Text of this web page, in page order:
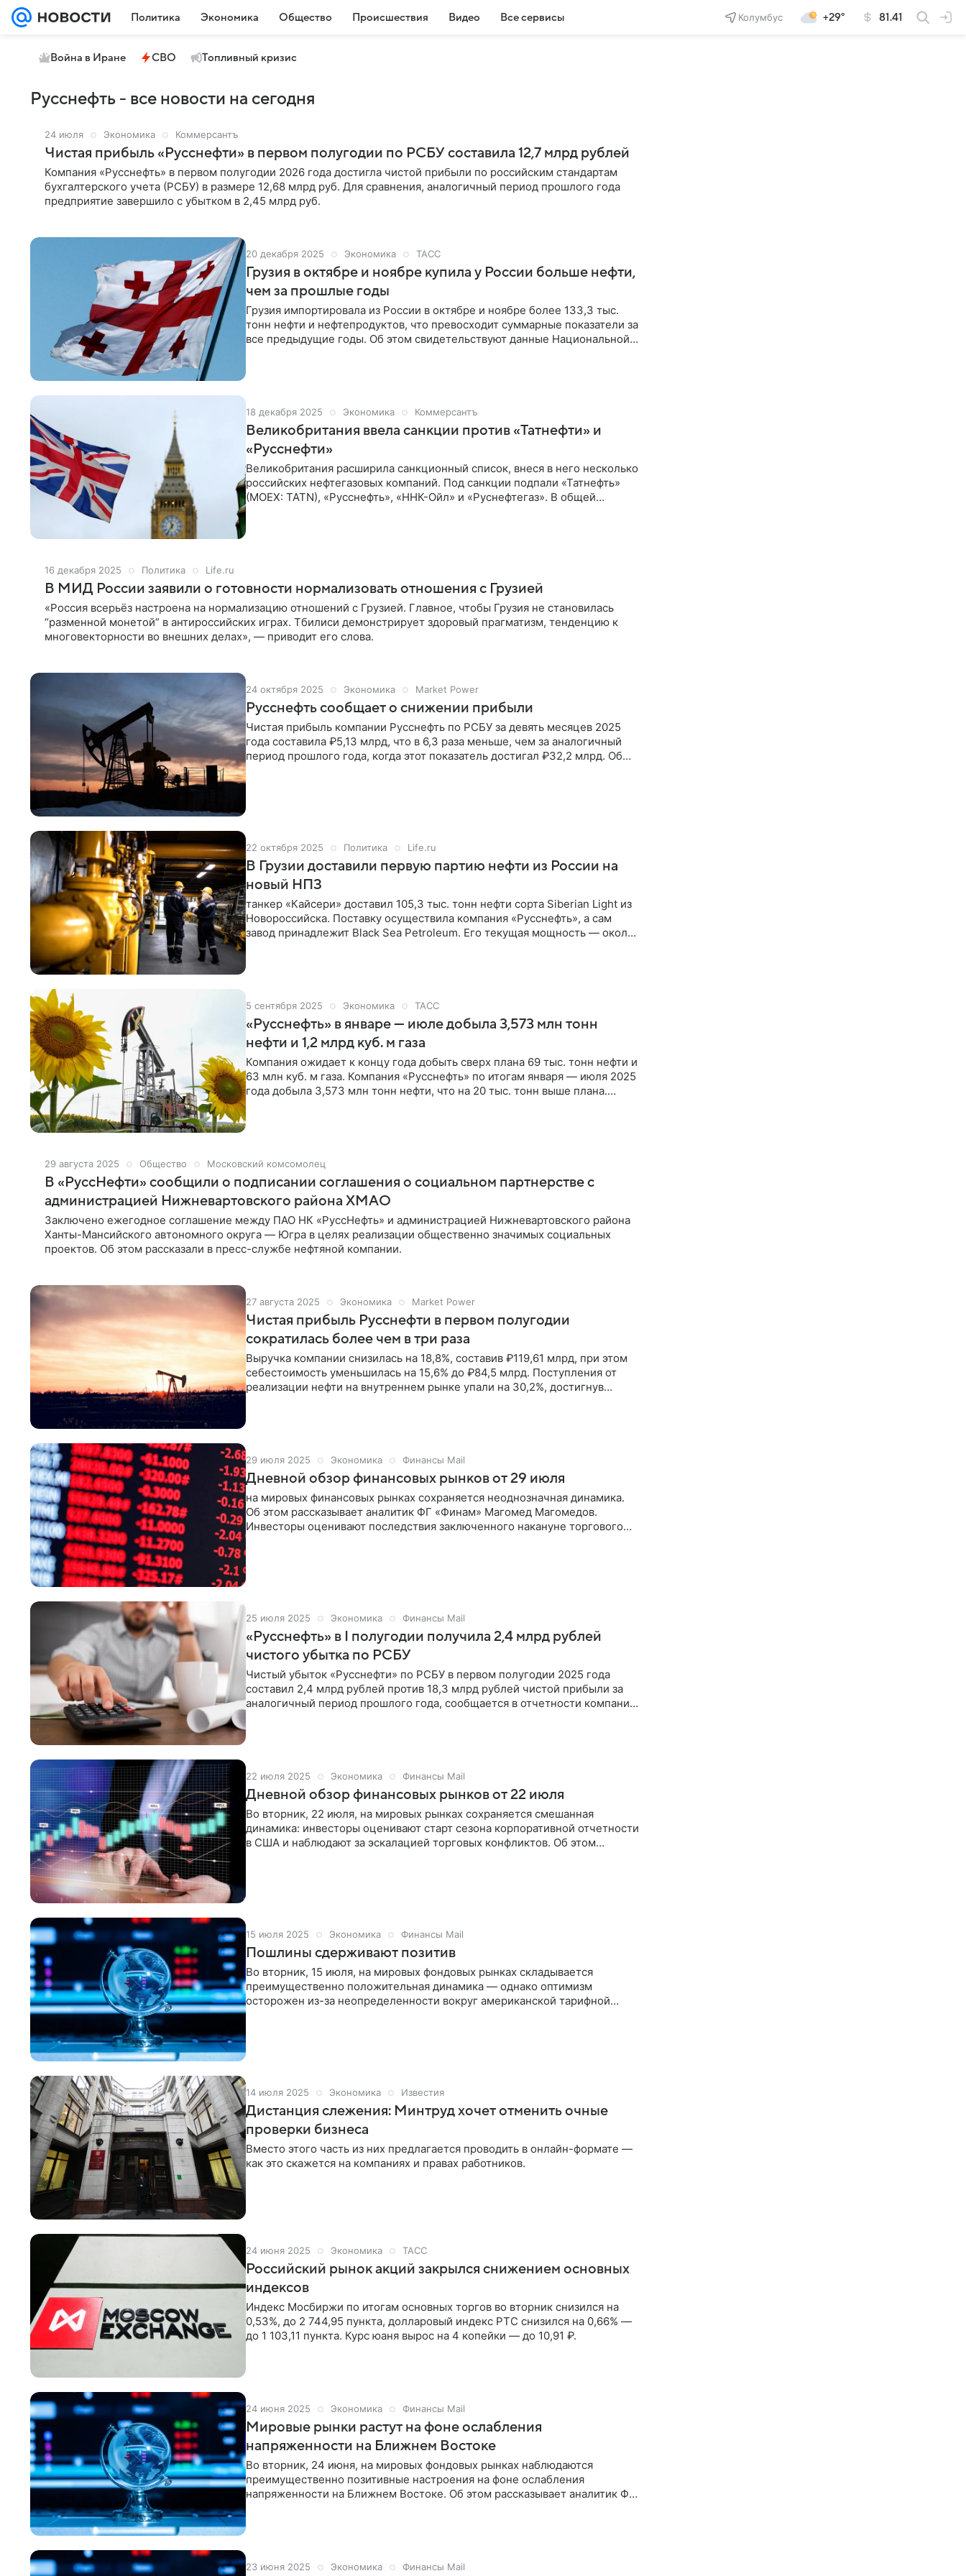
Политика Экономика Общество Происшествия Видео Все сервисы Колумбус +29° 81.41
Война в Иране СВО Топливный кризис
Русснефть - все новости на сегодня
24 июля Экономика Коммерсантъ
Чистая прибыль «Русснефти» в первом полугодии по РСБУ составила 12,7 млрд рублей
Компания «Русснефть» в первом полугодии 2026 года достигла чистой прибыли по российским стандартам
бухгалтерского учета (РСБУ) в размере 12,68 млрд руб. Для сравнения, аналогичный период прошлого года
предприятие завершило с убытком в 2,45 млрд руб.
20 декабря 2025 Экономика ТАСС
Грузия в октябре и ноябре купила у России больше нефти,
чем за прошлые годы
Грузия импортировала из России в октябре и ноябре более 133,3 тыс.
тонн нефти и нефтепродуктов, что превосходит суммарные показатели за
все предыдущие годы. Об этом свидетельствуют данные Национальной
18 декабря 2025 Экономика Коммерсантъ
Великобритания ввела санкции против «Татнефти» и
«Русснефти»
Великобритания расширила санкционный список, внеся в него несколько
российских нефтегазовых компаний. Под санкции подпали «Татнефть»
(MOEX: TATN), «Русснефть», «ННК-Ойл» и «Руснефтегаз». В общей
16 декабря 2025 Политика Life.ru
В МИД России заявили о готовности нормализовать отношения с Грузией
«Россия всерьёз настроена на нормализацию отношений с Грузией. Главное, чтобы Грузия не становилась
“разменной монетой” в антироссийских играх. Тбилиси демонстрирует здоровый прагматизм, тенденцию к
многовекторности во внешних делах», — приводит его слова.
24 октября 2025 Экономика Market Power
Русснефть сообщает о снижении прибыли
Чистая прибыль компании Русснефть по РСБУ за девять месяцев 2025
года составила ₽5,13 млрд, что в 6,3 раза меньше, чем за аналогичный
период прошлого года, когда этот показатель достигал ₽32,2 млрд. Об
22 октября 2025 Политика Life.ru
В Грузии доставили первую партию нефти из России на
новый НПЗ
танкер «Кайсери» доставил 105,3 тыс. тонн нефти сорта Siberian Light из
Новороссийска. Поставку осуществила компания «Русснефть», а сам
завод принадлежит Black Sea Petroleum. Его текущая мощность — около
5 сентября 2025 Экономика ТАСС
«Русснефть» в январе — июле добыла 3,573 млн тонн
нефти и 1,2 млрд куб. м газа
Компания ожидает к концу года добыть сверх плана 69 тыс. тонн нефти и
63 млн куб. м газа. Компания «Русснефть» по итогам января — июля 2025
года добыла 3,573 млн тонн нефти, что на 20 тыс. тонн выше плана.
29 августа 2025 Общество Московский комсомолец
В «РуссНефти» сообщили о подписании соглашения о социальном партнерстве с
администрацией Нижневартовского района ХМАО
Заключено ежегодное соглашение между ПАО НК «РуссНефть» и администрацией Нижневартовского района
Ханты-Мансийского автономного округа — Югра в целях реализации общественно значимых социальных
проектов. Об этом рассказали в пресс-службе нефтяной компании.
27 августа 2025 Экономика Market Power
Чистая прибыль Русснефти в первом полугодии
сократилась более чем в три раза
Выручка компании снизилась на 18,8%, составив ₽119,61 млрд, при этом
себестоимость уменьшилась на 15,6% до ₽84,5 млрд. Поступления от
реализации нефти на внутреннем рынке упали на 30,2%, достигнув
29 июля 2025 Экономика Финансы Mail
Дневной обзор финансовых рынков от 29 июля
на мировых финансовых рынках сохраняется неоднозначная динамика.
Об этом рассказывает аналитик ФГ «Финам» Магомед Магомедов.
Инвесторы оценивают последствия заключенного накануне торгового
25 июля 2025 Экономика Финансы Mail
«Русснефть» в I полугодии получила 2,4 млрд рублей
чистого убытка по РСБУ
Чистый убыток «Русснефти» по РСБУ в первом полугодии 2025 года
составил 2,4 млрд рублей против 18,3 млрд рублей чистой прибыли за
аналогичный период прошлого года, сообщается в отчетности компании.
22 июля 2025 Экономика Финансы Mail
Дневной обзор финансовых рынков от 22 июля
Во вторник, 22 июля, на мировых рынках сохраняется смешанная
динамика: инвесторы оценивают старт сезона корпоративной отчетности
в США и наблюдают за эскалацией торговых конфликтов. Об этом
15 июля 2025 Экономика Финансы Mail
Пошлины сдерживают позитив
Во вторник, 15 июля, на мировых фондовых рынках складывается
преимущественно положительная динамика — однако оптимизм
осторожен из-за неопределенности вокруг американской тарифной
14 июля 2025 Экономика Известия
Дистанция слежения: Минтруд хочет отменить очные
проверки бизнеса
Вместо этого часть из них предлагается проводить в онлайн-формате —
как это скажется на компаниях и правах работников.
24 июня 2025 Экономика ТАСС
Российский рынок акций закрылся снижением основных
индексов
Индекс Мосбиржи по итогам основных торгов во вторник снизился на
0,53%, до 2 744,95 пункта, долларовый индекс РТС снизился на 0,66% —
до 1 103,11 пункта. Курс юаня вырос на 4 копейки — до 10,91 ₽.
24 июня 2025 Экономика Финансы Mail
Мировые рынки растут на фоне ослабления
напряженности на Ближнем Востоке
Во вторник, 24 июня, на мировых фондовых рынках наблюдаются
преимущественно позитивные настроения на фоне ослабления
напряженности на Ближнем Востоке. Об этом рассказывает аналитик ФГ
23 июня 2025 Экономика Финансы Mail